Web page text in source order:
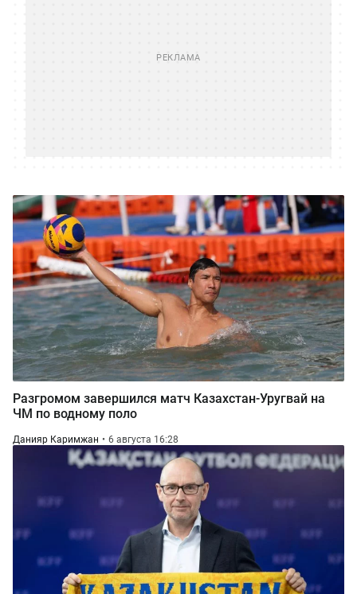
Разгромом завершился матч Казахстан-Уругвай на
ЧМ по водному поло
Данияр Каримжан 6 августа 16:28